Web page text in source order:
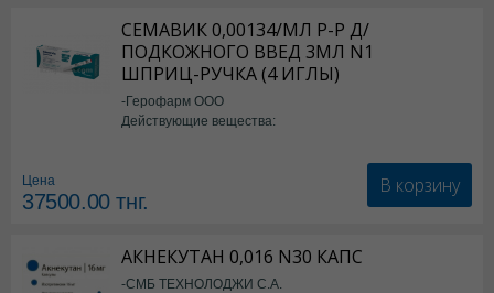
Полидекса с фенилэфрином в Астане, Полидекса с фенилэфрином
Полидекса с фенилэфрином в Актау
Полидекса с фенилэфрином в
Полидекса с фенилэфрином в Шымкенте
СЕМАВИК 0,00134/МЛ Р-Р Д/
ПОДКОЖНОГО ВВЕД 3МЛ N1
ШПРИЦ-РУЧКА (4 ИГЛЫ)
-Герофарм ООО
Действующие вещества:
Цена
37500.00тнг.
В корзину
АКНЕКУТАН 0,016 N30 КАПС
-СМБ ТЕХНОЛОДЖИ С.А.